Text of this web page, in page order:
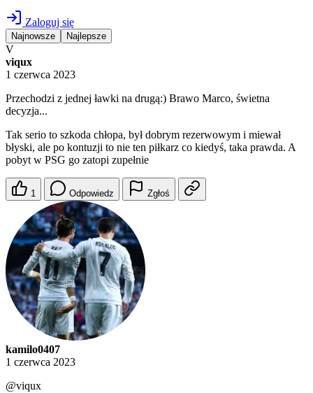
Zaloguj się
Najnowsze Najlepsze
V
viqux
1 czerwca 2023
Przechodzi z jednej ławki na drugą:) Brawo Marco, świetna
decyzja...
Tak serio to szkoda chłopa, był dobrym rezerwowym i miewał
błyski, ale po kontuzji to nie ten piłkarz co kiedyś, taka prawda. A
pobyt w PSG go zatopi zupełnie
1 Odpowiedz Zgłoś
kamilo0407
1 czerwca 2023
@viqux